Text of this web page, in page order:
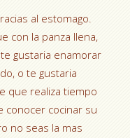
al estomago.
con la panza llena,
gustaria enamorar
o te gustaria
que realiza tiempo
conocer cocinar su
no seas la mas